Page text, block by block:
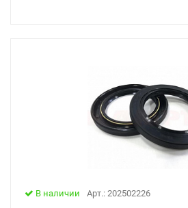
В наличии Арт.: 202502226